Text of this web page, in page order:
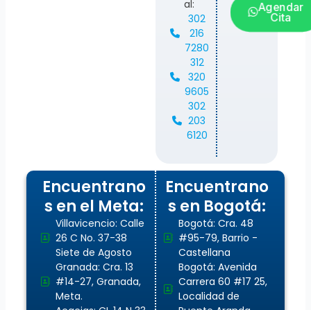
al:
302
216
7280
312
320
9605
302
203
6120
Agendar
Cita
Encuentrano
s en el Meta:
Villavicencio: Calle
26 C No. 37-38
Siete de Agosto
Granada: Cra. 13
#14-27, Granada,
Meta.
Encuentrano
s en Bogotá:
Bogotá: Cra. 48
#95-79, Barrio -
Castellana
Bogotá: Avenida
Carrera 60 #17 25,
Localidad de